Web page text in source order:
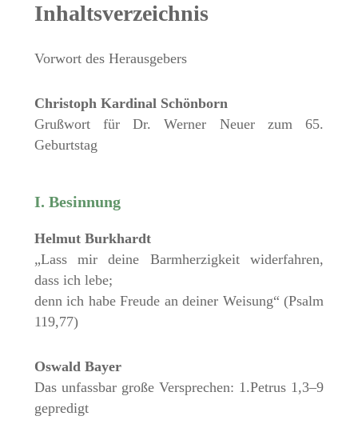
Inhaltsverzeichnis
Vorwort des Herausgebers
Christoph Kardinal Schönborn
Grußwort für Dr. Werner Neuer zum 65.
Geburtstag
I. Besinnung
Helmut Burkhardt
„Lass mir deine Barmherzigkeit widerfahren,
dass ich lebe;
denn ich habe Freude an deiner Weisung“ (Psalm
119,77)
Oswald Bayer
Das unfassbar große Versprechen: 1.Petrus 1,3–9
gepredigt